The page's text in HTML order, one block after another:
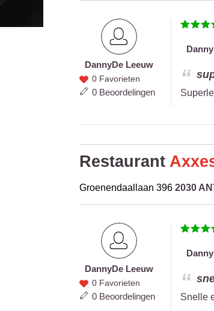
Danny
De
Leeuw
DannyDe Leeuw
0 Favorieten
0 Beoordelingen
Danny
Restaurant
Groenendaallaan 396 2030
Danny
De
Leeuw
DannyDe Leeuw
0 Favorieten
0 Beoordelingen
Danny
Snelle